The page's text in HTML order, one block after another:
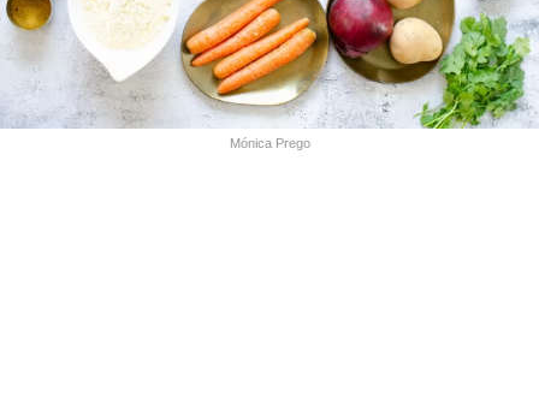
Mónica Prego